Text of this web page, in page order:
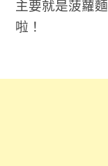
主要就是菠蘿
啦！